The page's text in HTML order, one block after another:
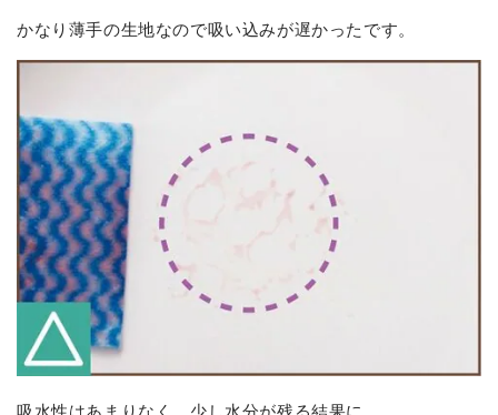
かなり薄手の生地なので吸い込みが遅かったです。
吸水性はあまりなく、少し水分が残る結果に。